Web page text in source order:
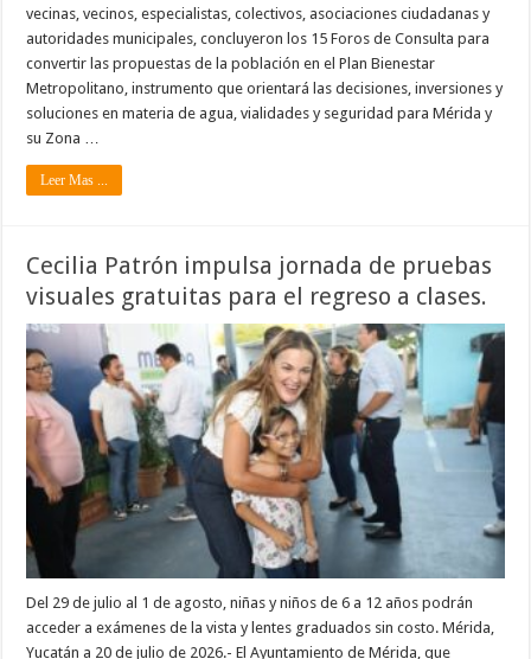
vecinas, vecinos, especialistas, colectivos, asociaciones ciudadanas y
autoridades municipales, concluyeron los 15 Foros de Consulta para
convertir las propuestas de la población en el Plan Bienestar
Metropolitano, instrumento que orientará las decisiones, inversiones y
soluciones en materia de agua, vialidades y seguridad para Mérida y
su Zona …
Leer Mas ...
Cecilia Patrón impulsa jornada de pruebas
visuales gratuitas para el regreso a clases.
Del 29 de julio al 1 de agosto, niñas y niños de 6 a 12 años podrán
acceder a exámenes de la vista y lentes graduados sin costo. Mérida,
Yucatán a 20 de julio de 2026.- El Ayuntamiento de Mérida, que